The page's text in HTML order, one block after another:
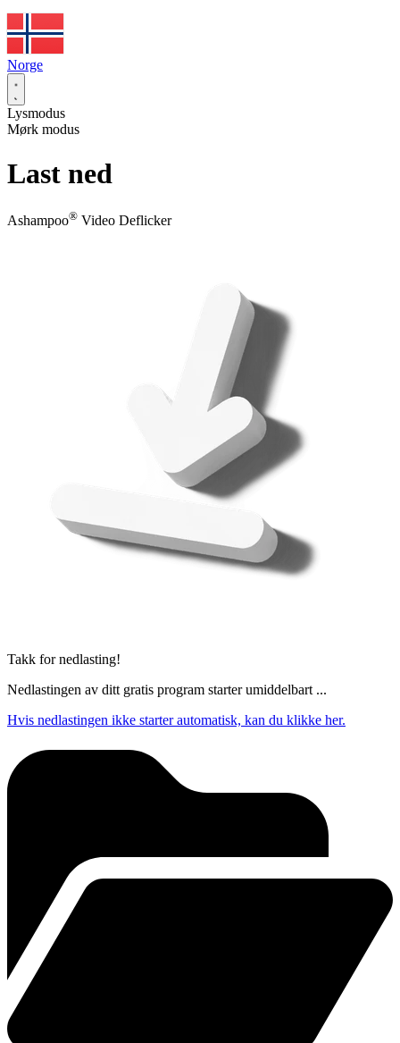
Norge
Lysmodus
Mørk modus
Last ned
Ashampoo® Video Deflicker
Takk for nedlasting!
Nedlastingen av ditt gratis program starter umiddelbart ...
Hvis nedlastingen ikke starter automatisk, kan du klikke her.